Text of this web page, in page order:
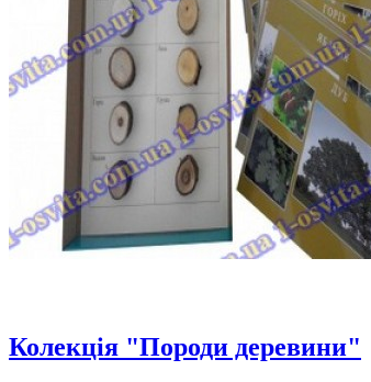
Колекція "Породи деревини"